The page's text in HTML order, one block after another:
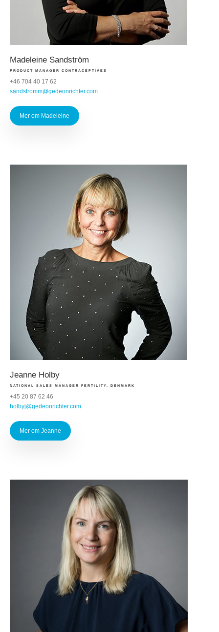
Madeleine Sandström
PRODUCT MANAGER CONTRACEPTIVES
+46 704 40 17 62
sandstromm@gedeonrichter.com
Mer om Madeleine
Jeanne Holby
NATIONAL SALES MANAGER FERTILITY, DENMARK
+45 20 87 62 46
holbyj@gedeonrichter.com
Mer om Jeanne